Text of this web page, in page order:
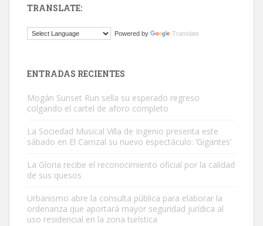
Este gato macho ha aparecido en la calle hace menos de un mes,
Busco adopción responsable para mi perra. Pastor alemán,
Leales.org » Gran Canaria | 6.7.2025
TRANSLATE:
Powered by Translate
ENTRADAS RECIENTES
Mogán Sunset Run sella su esperado regreso
colgando el cartel de aforo completo
La Sociedad Musical Villa de Ingenio presenta este
sábado en El Carrizal su nuevo espectáculo: ‘Gigantes’
La Gloria recibe el reconocimiento oficial por la calidad
de sus quesos
Urbanismo abre la consulta pública para elaborar la
ordenanza que aportará mayor seguridad jurídica al
uso residencial en la zona turística